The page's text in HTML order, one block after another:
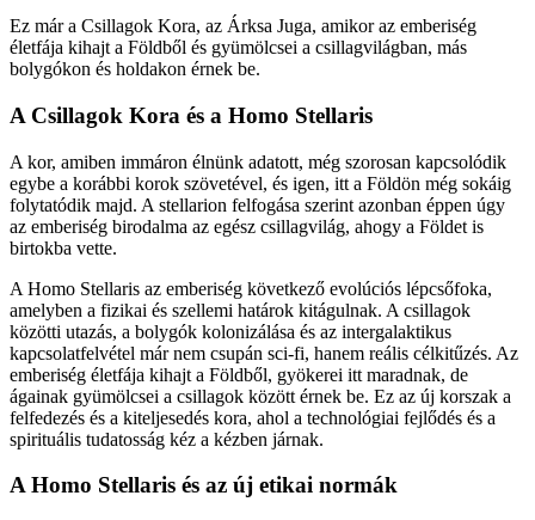
Ez már a Csillagok Kora, az Árksa Juga, amikor az emberiség
életfája kihajt a Földből és gyümölcsei a csillagvilágban, más
bolygókon és holdakon érnek be​​.
A Csillagok Kora és a Homo Stellaris
A kor, amiben immáron élnünk adatott, még szorosan kapcsolódik
egybe a korábbi korok szövetével, és igen, itt a Földön még sokáig
folytatódik majd. A stellarion felfogása szerint azonban éppen úgy
az emberiség birodalma az egész csillagvilág, ahogy a Földet is
birtokba vette​​.
A Homo Stellaris az emberiség következő evolúciós lépcsőfoka,
amelyben a fizikai és szellemi határok kitágulnak. A csillagok
közötti utazás, a bolygók kolonizálása és az intergalaktikus
kapcsolatfelvétel már nem csupán sci-fi, hanem reális célkitűzés. Az
emberiség életfája kihajt a Földből, gyökerei itt maradnak, de
ágainak gyümölcsei a csillagok között érnek be. Ez az új korszak a
felfedezés és a kiteljesedés kora, ahol a technológiai fejlődés és a
spirituális tudatosság kéz a kézben járnak.
A Homo Stellaris és az új etikai normák